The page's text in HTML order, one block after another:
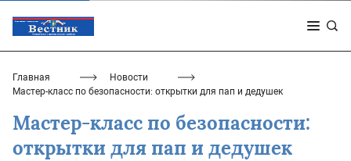
Главная
Новости
Мастер-класс по безопасности: открытки для пап и дедушек
Мастер-класс по безопасности:
открытки для пап и дедушек